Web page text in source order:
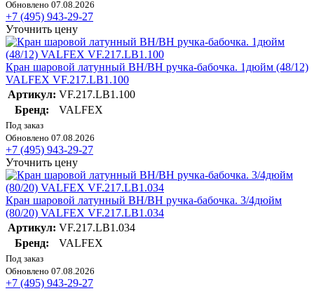
Обновлено 07.08.2026
+7 (495) 943-29-27
Уточнить цену
Кран шаровой латунный ВН/ВН ручка-бабочка. 1дюйм (48/12)
VALFEX VF.217.LB1.100
Артикул: VF.217.LB1.100
Бренд:
VALFEX
Под заказ
Обновлено 07.08.2026
+7 (495) 943-29-27
Уточнить цену
Кран шаровой латунный ВН/ВН ручка-бабочка. 3/4дюйм
(80/20) VALFEX VF.217.LB1.034
Артикул: VF.217.LB1.034
Бренд:
VALFEX
Под заказ
Обновлено 07.08.2026
+7 (495) 943-29-27